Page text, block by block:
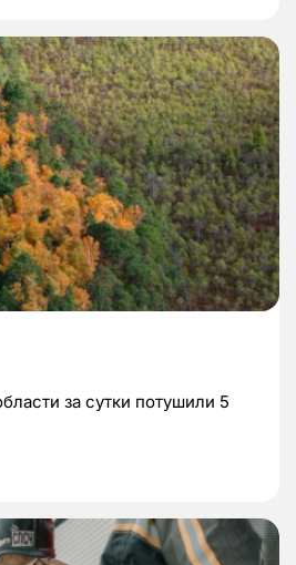
за сутки потушили 5